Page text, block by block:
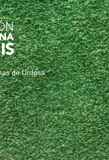
de Urdesa